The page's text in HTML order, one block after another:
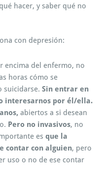
hacer, y saber qué no
con depresión:
encima del enfermo, no
horas cómo se
suicidarse. Sin entrar en
interesarnos por él/ella.
abiertos a si desean
Pero no invasivos, no
es que la
contar con alguien, pero
uso o no de ese contar